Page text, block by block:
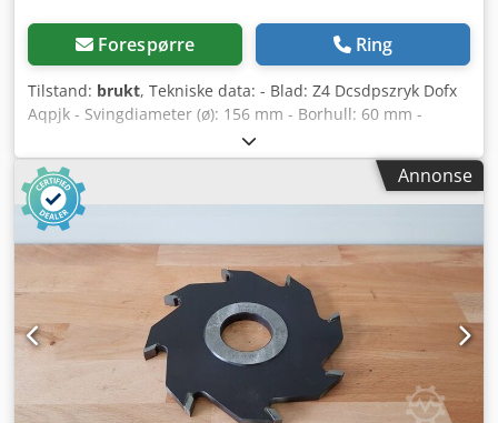
Forespørre Ring
Tilstand: brukt, Tekniske data: - Blad: Z4 Dcsdpszryk Dofx
Aqpjk - Svingdiameter (ø): 156 mm - Borhull: 60 mm -
Lengde: 78 mm - Materiale: Stål - Tilgjengelig: 1
Annonse